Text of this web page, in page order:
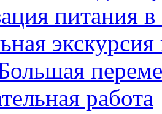
питания в
работа